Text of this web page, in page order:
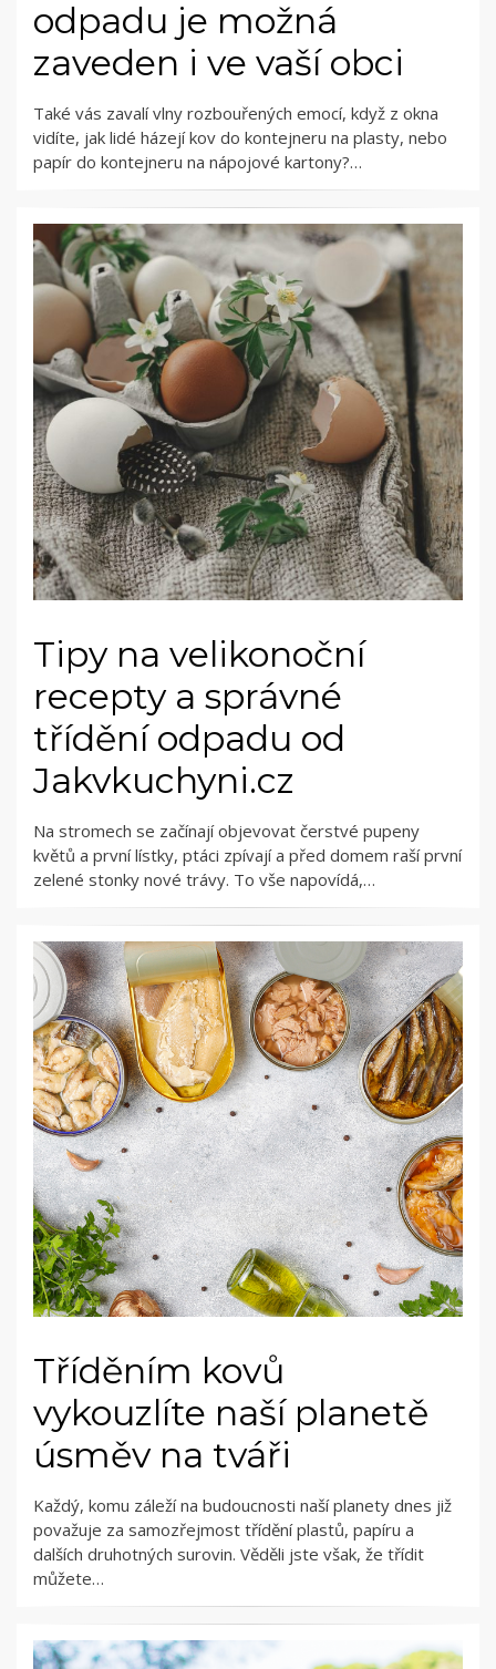
odpadu je možná
zaveden i ve vaší obci
Také vás zavalí vlny rozbouřených emocí, když z okna
vidíte, jak lidé házejí kov do kontejneru na plasty, nebo
papír do kontejneru na nápojové kartony?…
Tipy na velikonoční
recepty a správné
třídění odpadu od
Jakvkuchyni.cz
Na stromech se začínají objevovat čerstvé pupeny
květů a první lístky, ptáci zpívají a před domem raší první
zelené stonky nové trávy. To vše napovídá,…
Tříděním kovů
vykouzlíte naší planetě
úsměv na tváři
Každý, komu záleží na budoucnosti naší planety dnes již
považuje za samozřejmost třídění plastů, papíru a
dalších druhotných surovin. Věděli jste však, že třídit
můžete…